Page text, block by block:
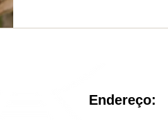
Endereço: